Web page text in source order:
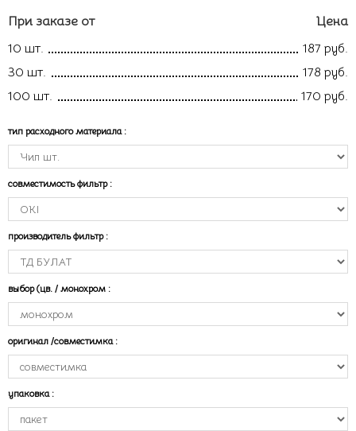
При заказе от
Цена
10 шт.
187 руб.
30 шт.
178 руб.
100 шт.
170 руб.
тип расходного материала :
совместимость фильтр :
производитель фильтр :
выбор (цв. / монохром :
оригинал /совместимка :
упаковка :